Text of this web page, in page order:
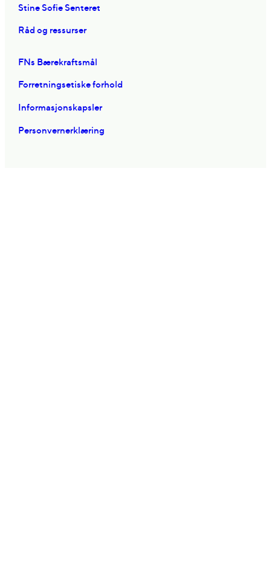
Stine Sofie Senteret
Råd og ressurser
FNs Bærekraftsmål
Forretningsetiske forhold
Informasjonskapsler
Personvernerklæring